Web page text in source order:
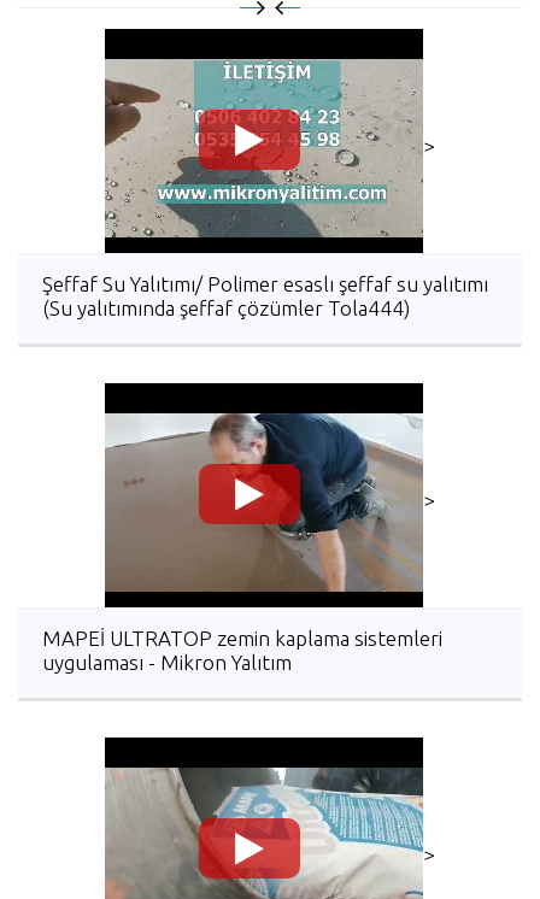
>
Şeffaf Su Yalıtımı/ Polimer esaslı şeffaf su yalıtımı
(Su yalıtımında şeffaf çözümler Tola444)
>
MAPEİ ULTRATOP zemin kaplama sistemleri
uygulaması - Mikron Yalıtım
>